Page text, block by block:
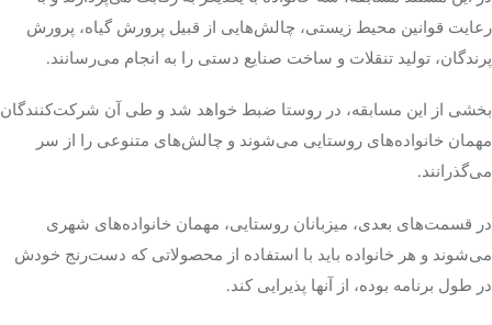
رعایت قوانین محیط زیستی، چالش‌هایی از قبیل پرورش گیاه، پرورش
پرندگان، تولید تنقلات و ساخت صنایع دستی را به انجام می‌رسانند.
بخشی از این مسابقه، در روستا ضبط خواهد شد و طی آن شرکت‌کنندگان
مهمان خانواده‌های روستایی می‌شوند و چالش‌های متنوعی را از سر
می‌گذرانند.
در قسمت‌های بعدی، میزبانان روستایی، مهمان خانواده‌های شهری
می‌شوند و هر خانواده باید با استفاده از محصولاتی که دست‌رنج خودش
در طول برنامه بوده، از آنها پذیرایی کند.